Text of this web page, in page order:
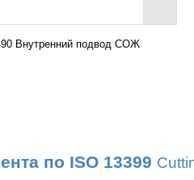
Внутренний подвод СОЖ
по ISO 13399